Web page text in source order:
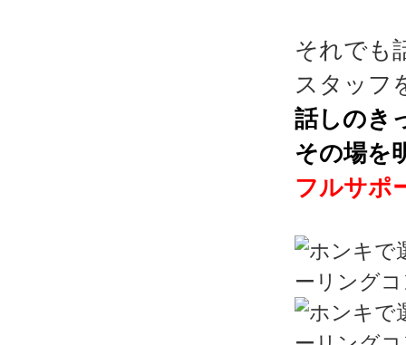
それでも
スタッフ
話しのき
その場を
フルサポ